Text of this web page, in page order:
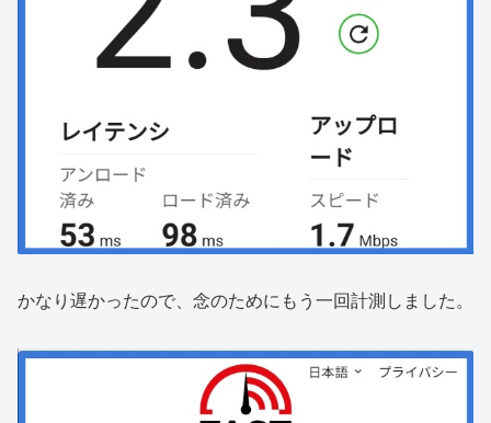
かなり遅かったので、念のためにもう一回計測しました。